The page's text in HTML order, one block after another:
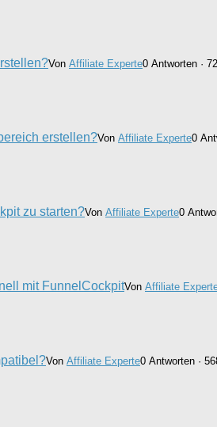
Von Affiliate Experte0 Antworten ·
erstellen?Von Affiliate Experte0
zu starten?Von Affiliate Experte0
mit FunnelCockpitVon Affiliate
Von Affiliate Experte0 Antworten ·